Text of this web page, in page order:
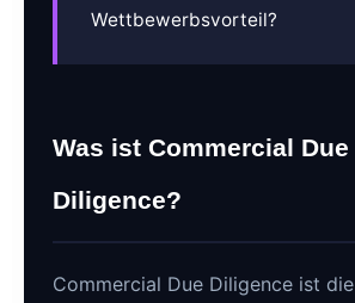
Wettbewerbsvorteil?
Was ist Commercial Due
Diligence?
Commercial Due Diligence ist die